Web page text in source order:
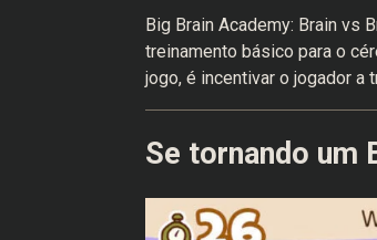
Big Brain Academy: Brain vs
treinamento básico para o
jogo, é incentivar o jogador a
Se tornando um